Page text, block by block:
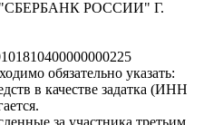
"СБЕРБАНК РОССИИ" Г.
обязательно указать:
в качестве задатка (ИНН
за участника третьим